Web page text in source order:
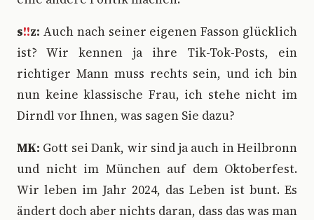
s!!z: Auch nach seiner eigenen Fasson glücklich
ist? Wir kennen ja ihre Tik-Tok-Posts, ein
richtiger Mann muss rechts sein, und ich bin
nun keine klassische Frau, ich stehe nicht im
Dirndl vor Ihnen, was sagen Sie dazu?
MK: Gott sei Dank, wir sind ja auch in Heilbronn
und nicht im München auf dem Oktoberfest.
Wir leben im Jahr 2024, das Leben ist bunt. Es
ändert doch aber nichts daran, dass das was man